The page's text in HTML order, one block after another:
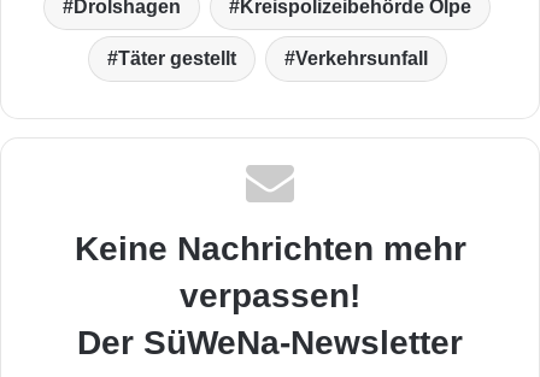
Drolshagen Kreispolizeibehörde Olpe
Täter gestellt Verkehrsunfall
Keine Nachrichten mehr
verpassen!
Der SüWeNa-Newsletter